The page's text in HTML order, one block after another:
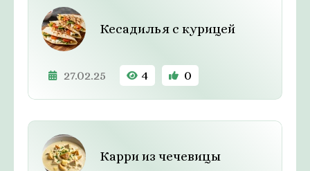
Кесадилья с курицей
27.02.25 4 0
Карри из чечевицы